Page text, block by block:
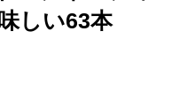
しい63本